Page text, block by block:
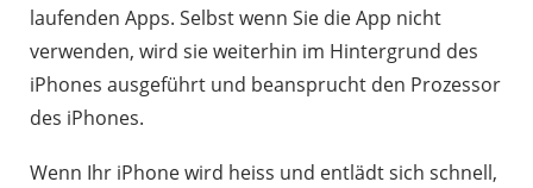
laufenden Apps. Selbst wenn Sie die App nicht
verwenden, wird sie weiterhin im Hintergrund des
iPhones ausgeführt und beansprucht den Prozessor
des iPhones.
Wenn Ihr iPhone wird heiss und entlädt sich schnell,